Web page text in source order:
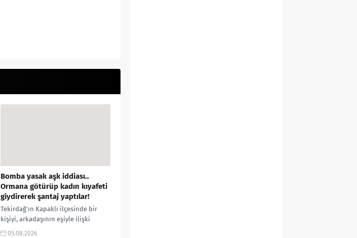
Bomba yasak aşk iddiası..
Ormana götürüp kadın kıyafeti
giydirerek şantaj yaptılar!
Tekirdağ’ın Kapaklı ilçesinde bir
kişiyi, arkadaşının eşiyle ilişki
yaşadığı iddiasıyla ormanlık alana
05.08.2026